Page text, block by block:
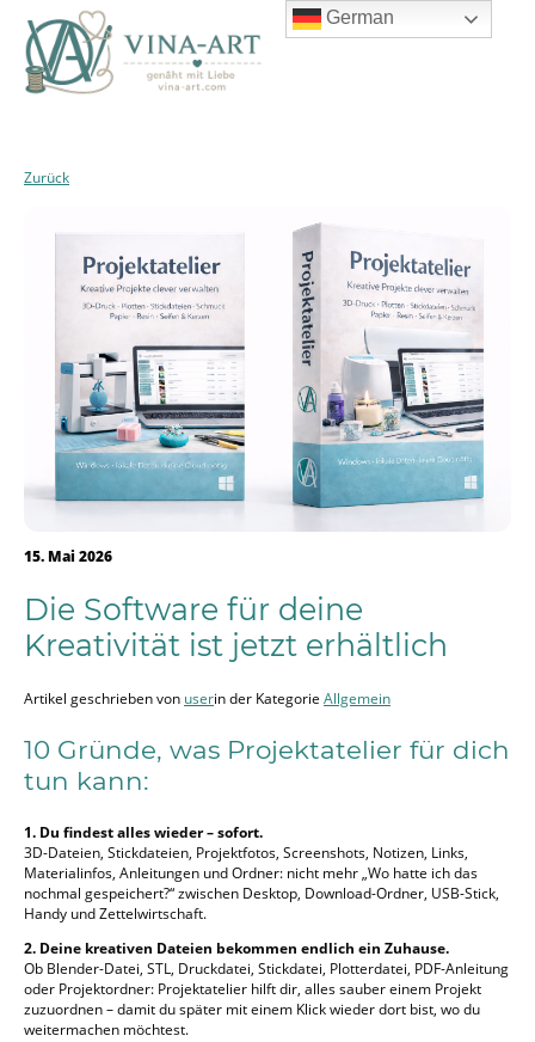
Zurück
15. Mai 2026
Die Software für deine
Kreativität ist jetzt erhältlich
Artikel geschrieben von userin der Kategorie Allgemein
10 Gründe, was Projektatelier für dich
tun kann:
1. Du findest alles wieder – sofort.
3D-Dateien, Stickdateien, Projektfotos, Screenshots, Notizen, Links,
Materialinfos, Anleitungen und Ordner: nicht mehr „Wo hatte ich das
nochmal gespeichert?“ zwischen Desktop, Download-Ordner, USB-Stick,
Handy und Zettelwirtschaft.
2. Deine kreativen Dateien bekommen endlich ein Zuhause.
Ob Blender-Datei, STL, Druckdatei, Stickdatei, Plotterdatei, PDF-Anleitung
oder Projektordner: Projektatelier hilft dir, alles sauber einem Projekt
zuzuordnen – damit du später mit einem Klick wieder dort bist, wo du
weitermachen möchtest.
German